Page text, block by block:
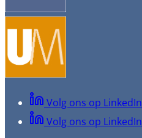
Volg ons op LinkedIn
Volg ons op LinkedIn